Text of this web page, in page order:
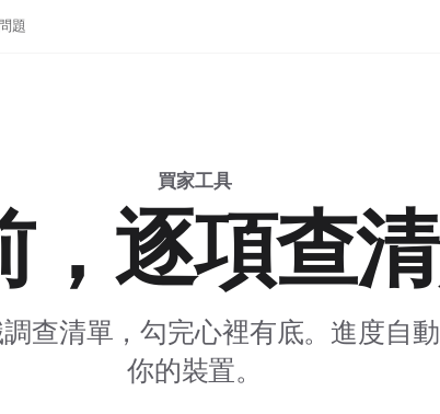
題
買家工具
，逐項查
查清單，勾完心裡有底。進度自
你的裝置。